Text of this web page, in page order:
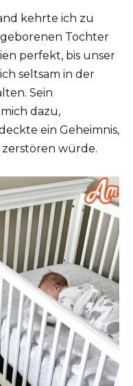
kehrte ich zu
Tochter
perfekt, bis unser
seltsam in der
Sein
dazu,
ein Geheimnis,
würde.